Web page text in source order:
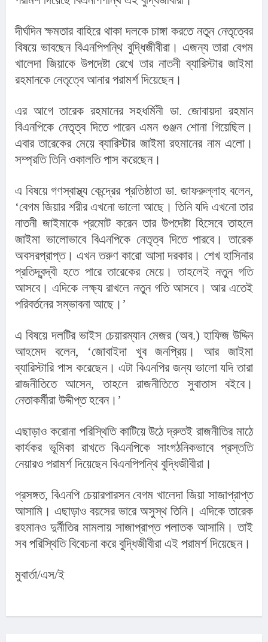
দীর্ঘদিন ক্ষমতার বাহিরে থাকা দলকে চাঙ্গা করতে নতুন নেতৃত্বের
বিষয়ে ভাবছেন বিএনপিপন্থি বুদ্ধিজীবীরা। এজন্য তারা বেগম
খালেদা জিয়াকে উপদেষ্টা রেখে তার নাতনী ব্যারিস্টার জাইমা
রহমানকে নেতৃত্বে আনার পরামর্শ দিয়েছেন।
এর আগে তারেক রহমানের সহধর্মিনী ডা. জোবায়দা রহমান
বিএনপিকে নেতৃত্ব দিতে পারেন এমন গুঞ্জন শোনা গিয়েছিল।
এবার তারেকের মেয়ে ব্যারিস্টার জাইমা রহমানের নাম এলো।
সম্প্রতি তিনি ওকালতি পাস করেছেন।
এ বিষয়ে গণস্বাস্থ্য কেন্দ্রের প্রতিষ্ঠাতা ডা. জাফরুল্লাহ বলেন,
‘বেগম জিয়ার শরীর এখনো ভালো আছে। তিনি যদি এখনো তার
নাতনী জাইমাকে প্রমোট করেন তার উপদেষ্টা হিসেবে তাহলে
জাইমা ভালোভাবে বিএনপিকে নেতৃত্ব দিতে পারবে। তারেক
অবসরপ্রাপ্ত। এখন তরুণ কারো আসা দরকার। শেখ হাসিনার
প্রতিদ্বন্দ্বী হতে পারে তারেকের মেয়ে। তাহলেই নতুন গতি
আসবে। এদিকে লক্ষ্য রাখলে নতুন গতি আসবে। আর এতেই
পরিবর্তনের সম্ভাবনা আছে।’
এ বিষয়ে দলটির ভাইস চেয়ারম্যান মেজর (অব.) হাফিজ উদ্দিন
আহমেদ বলেন, ‘জোবাইদা খুব জনপ্রিয়। আর জাইমা
ব্যারিস্টারি পাস করেছেন। এটা বিএনপির জন্য ভালো যদি তারা
রাজনীতিতে আসেন, তাহলে রাজনীতিতে সুবাতাস বইবে।
নেতাকর্মীরা উদ্দীপ্ত হবেন।’
এছাড়াও করোনা পরিস্থিতি কাটিয়ে উঠে দ্রুতই রাজনীতির মাঠে
কার্যকর ভূমিকা রাখতে বিএনপিকে সাংগঠনিকভাবে প্রস্ততি
নেয়ারও পরামর্শ দিয়েছেন বিএনপিপন্থি বুদ্ধিজীবীরা।
প্রসঙ্গত, বিএনপি চেয়ারপারসন বেগম খালেদা জিয়া সাজাপ্রাপ্ত
আসামি। এছাড়াও বয়সের ভারে অসুস্থ তিনি। এদিকে তারেক
রহমানও দুর্নীতির মামলায় সাজাপ্রাপ্ত পলাতক আসামি। তাই
সব পরিস্থিতি বিবেচনা করে বুদ্ধিজীবীরা এই পরামর্শ দিয়েছেন।
মুবার্তা/এস/ই